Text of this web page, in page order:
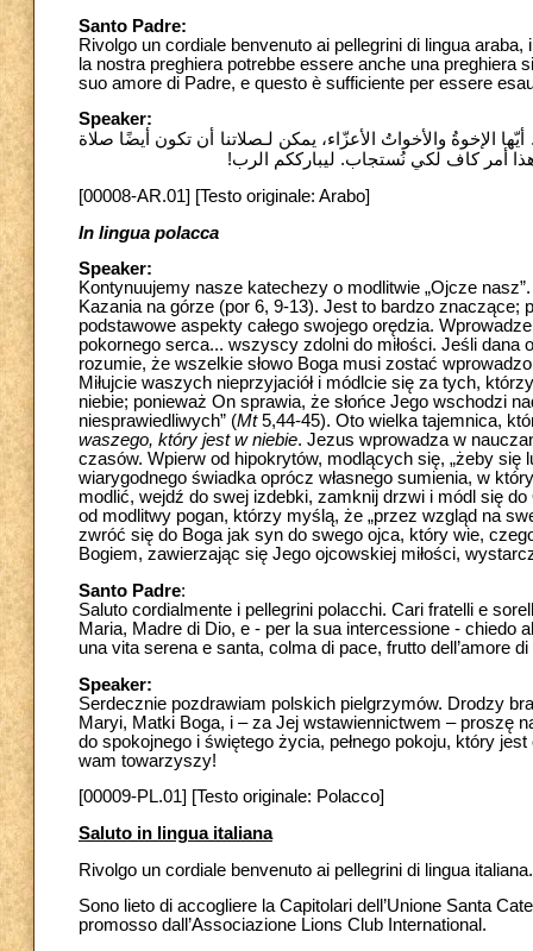
Santo Padre:
Rivolgo un cordiale benvenuto ai pellegrini di lingua
la nostra preghiera potrebbe essere anche una
suo amore di Padre, e questo è sufficiente per essere
Speaker:
الإخوةُ والأخواتُ الأعزّاء، يمكن لـصلاتنا أن تكون أيضًا صلاة
أمر كاف لكي نُستجاب. ليبارككم الرب!
[00008-AR.01] [Testo originale: Arabo]
In lingua polacca
Speaker:
Kontynuujemy nasze katechezy o modlitwie „Ojcze
Kazania na górze (por 6, 9-13). Jest to bardzo znaczące;
podstawowe aspekty całego swojego orędzia.
pokornego serca... wszyscy zdolni do miłości. Jeśli
rozumie, że wszelkie słowo Boga musi zostać
Miłujcie waszych nieprzyjaciół i módlcie się za tych,
niebie; ponieważ On sprawia, że słońce Jego wschodzi
niesprawiedliwych” (Mt5,44-45). Oto wielka tajemnica,
waszego, który jest w niebie. Jezus wprowadza w
czasów. Wpierw od hipokrytów, modlących się, „żeby się
wiarygodnego świadka oprócz własnego sumienia, w
modlić, wejdź do swej izdebki, zamknij drzwi i módl się
od modlitwy pogan, którzy myślą, że „przez wzgląd na
zwróć się do Boga jak syn do swego ojca, który wie,
Bogiem, zawierzając się Jego ojcowskiej miłości,
Santo Padre:
Saluto cordialmente i pellegrini polacchi. Cari fratelli e
Maria, Madre di Dio, e - per la sua intercessione - chiedo
una vita serena e santa, colma di pace, frutto dell’amore
Speaker:
Serdecznie pozdrawiam polskich pielgrzymów. Drodzy
Maryi, Matki Boga, i – za Jej wstawiennictwem – proszę
do spokojnego i świętego życia, pełnego pokoju, który
wam towarzyszy!
[00009-PL.01] [Testo originale: Polacco]
Saluto in lingua italiana
Rivolgo un cordiale benvenuto ai pellegrini di lingua italiana.
Sono lieto di accogliere la Capitolari dell’Unione Santa
promosso dall’Associazione Lions Club International.